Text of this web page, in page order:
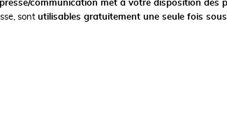
communication met à votre disposition des
sontutilisables gratuitement une seule fois